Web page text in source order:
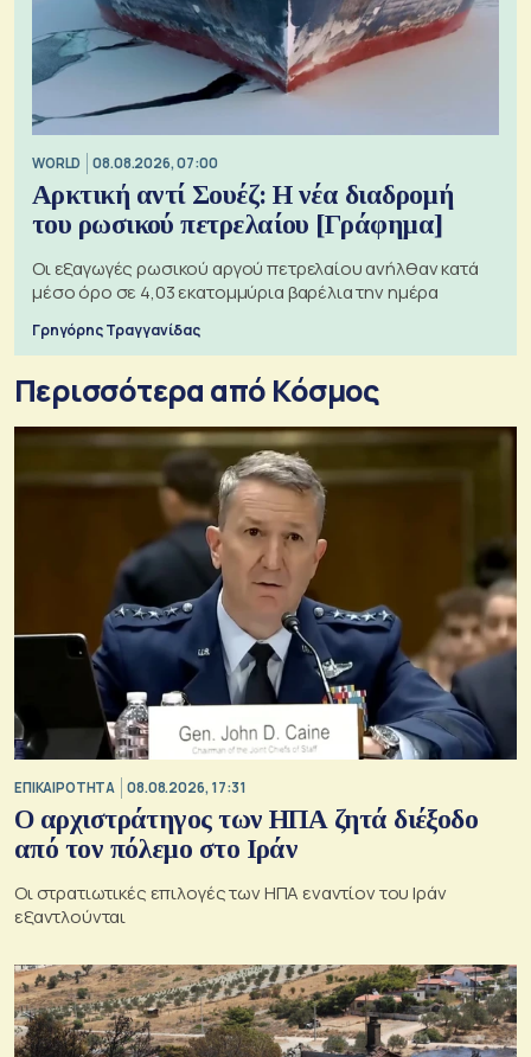
WORLD 08.08.2026, 07:00
Αρκτική αντί Σουέζ: Η νέα διαδρομή
του ρωσικού πετρελαίου [Γράφημα]
Οι εξαγωγές ρωσικού αργού πετρελαίου ανήλθαν κατά
μέσο όρο σε 4,03 εκατομμύρια βαρέλια την ημέρα
Γρηγόρης Τραγγανίδας
Περισσότερα από Κόσμος
ΕΠΙΚΑΙΡΟΤΗΤΑ 08.08.2026, 17:31
Ο αρχιστράτηγος των ΗΠΑ ζητά διέξοδο
από τον πόλεμο στο Ιράν
Οι στρατιωτικές επιλογές των ΗΠΑ εναντίον του Ιράν
εξαντλούνται